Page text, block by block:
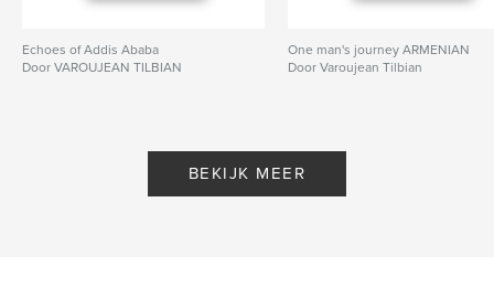
Echoes of Addis Ababa
Door VAROUJEAN TILBIAN
One man's journey ARMENIAN
Door Varoujean Tilbian
BEKIJK MEER